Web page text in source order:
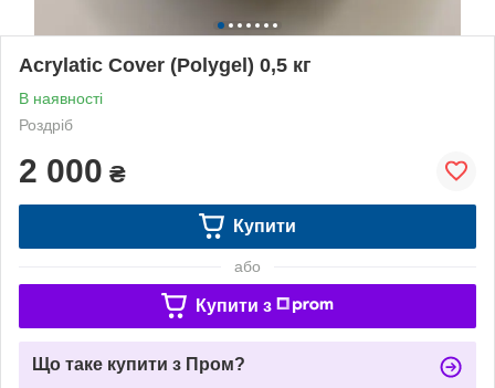
Acrylatic Cover (Polygel) 0,5 кг
В наявності
Роздріб
2 000 ₴
Купити
або
Купити з
Що таке купити з Пром?